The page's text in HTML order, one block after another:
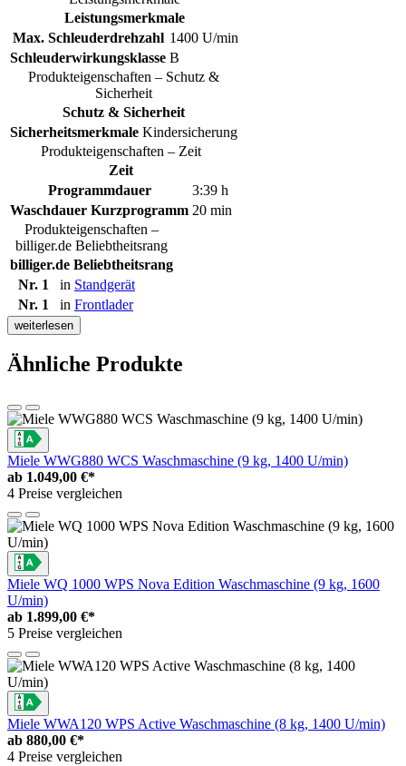
Leistungsmerkmale
Max. Schleuderdrehzahl 1400 U/min
Schleuderwirkungsklasse B
Produkteigenschaften – Schutz &
Sicherheit
Schutz & Sicherheit
Sicherheitsmerkmale Kindersicherung
Produkteigenschaften – Zeit
Zeit
Programmdauer
3:39 h
Waschdauer Kurzprogramm 20 min
Produkteigenschaften –
billiger.de Beliebtheitsrang
billiger.de Beliebtheitsrang
Nr. 1
in Standgerät
Nr. 1
in Frontlader
weiterlesen
Ähnliche Produkte
Miele WWG880 WCS Waschmaschine (9 kg, 1400 U/min)
ab 1.049,00 €*
4 Preise vergleichen
Miele WQ 1000 WPS Nova Edition Waschmaschine (9 kg, 1600
U/min)
ab 1.899,00 €*
5 Preise vergleichen
Miele WWA120 WPS Active Waschmaschine (8 kg, 1400 U/min)
ab 880,00 €*
4 Preise vergleichen